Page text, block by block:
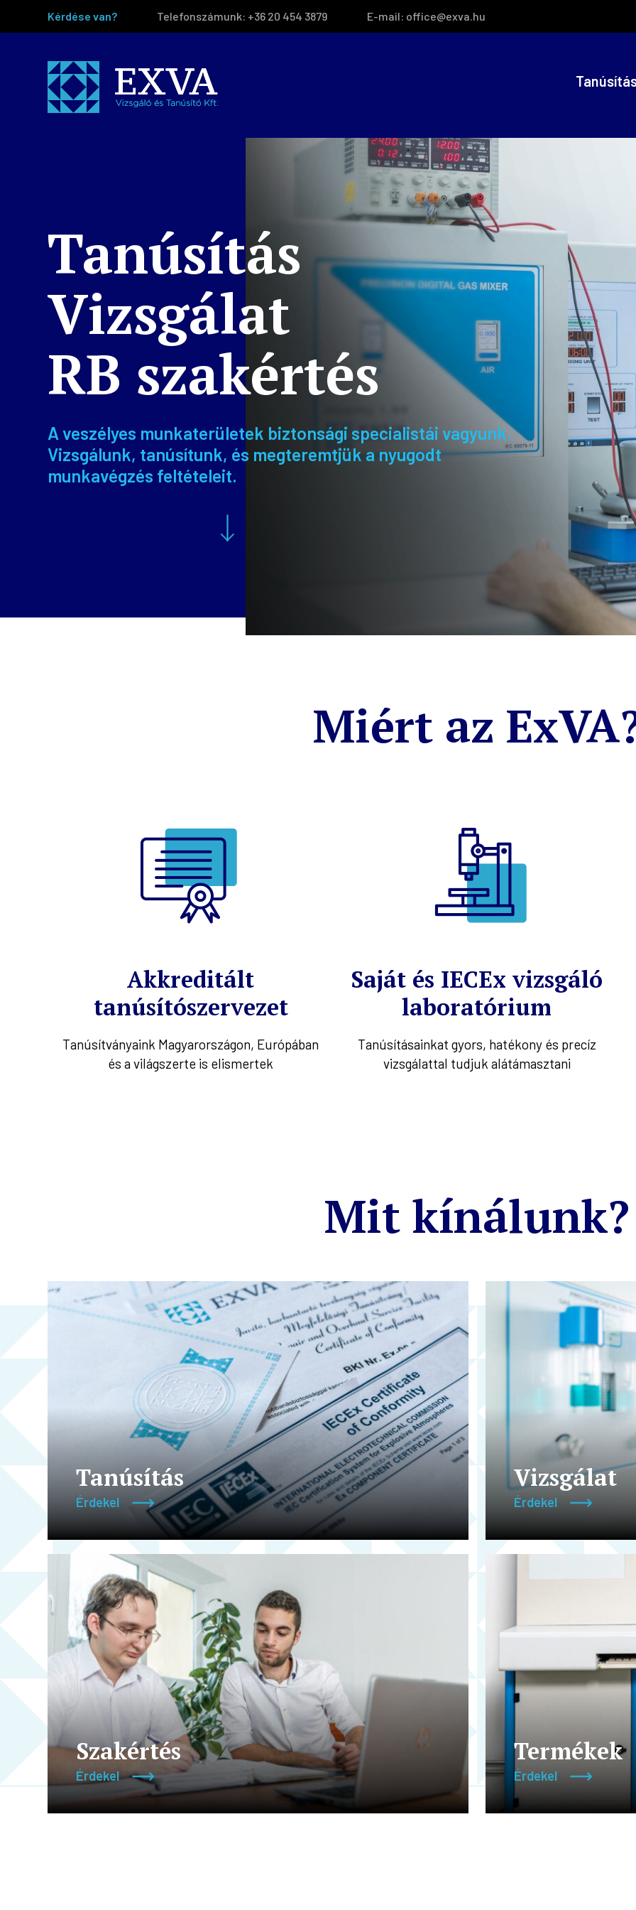
Kérdése van? Telefonszámunk: +36 20 454 3879 E-mail: office@exva.hu
Tanúsítás
Vizsgálat
RB szakértés
A veszélyes munkaterületek biztonsági specialistái vagyunk.
Vizsgálunk, tanúsítunk, és megteremtjük a nyugodt
munkavégzés feltételeit.
Miért az
Akkreditált
tanúsítószervezet
Tanúsítványaink Magyarországon, Európában
és a világszerte is elismertek
Saját és IECEx vizsgáló
laboratórium
Tanúsításainkat gyors, hatékony és precíz
vizsgálattal tudjuk alátámasztani
Mit kínálunk?
Tanúsítás
Érdekel
Vizsgálat
Érdekel
Szakértés
Érdekel
Termékek
Érdekel